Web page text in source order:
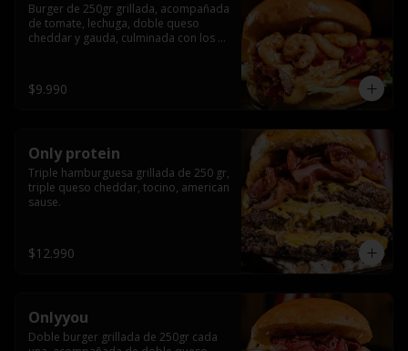
Burger de 250gr grillada, acompañada
de tomate, lechuga, doble queso
cheddar y gauda, culminada con los
$9.990
Only protein
Triple hamburguesa grillada de 250 gr,
triple queso cheddar, tocino, american
sause.
$12.990
Onlyyou
Doble burger grillada de 250gr cada